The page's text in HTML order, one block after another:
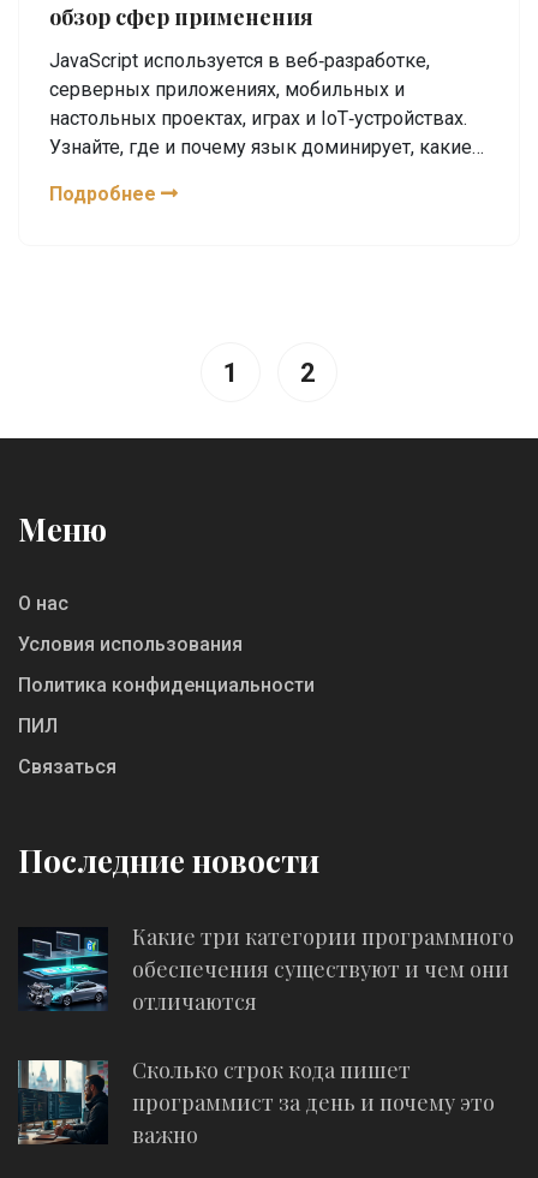
обзор сфер применения
JavaScript используется в веб‑разработке,
серверных приложениях, мобильных и
настольных проектах, играх и IoT‑устройствах.
Узнайте, где и почему язык доминирует, какие
Подробнее
1 2
Меню
О нас
Условия использования
Политика конфиденциальности
ПИЛ
Связаться
Последние новости
Какие три категории программного
обеспечения существуют и чем они
отличаются
Сколько строк кода пишет
программист за день и почему это
важно